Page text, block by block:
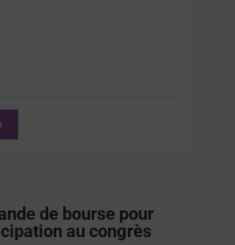
de bourse pour
au congrès